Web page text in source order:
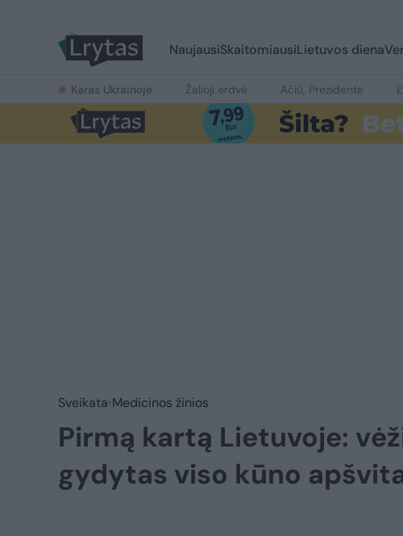
NaujausiSkaitomiausiLietuvos diena
Karas Ukrainoje Žalioji erdvė Ačiū, Prezidente
Sveikata Medicinos žinios
Pirmą kartą Lietuvoje:
gydytas viso kūno